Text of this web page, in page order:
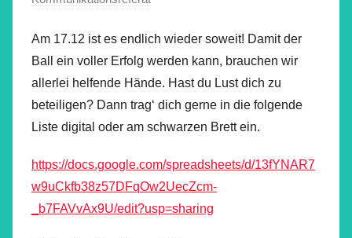
Am 17.12 ist es endlich wieder soweit! Damit der
Ball ein voller Erfolg werden kann, brauchen wir
allerlei helfende Hände. Hast du Lust dich zu
beteiligen? Dann trag‘ dich gerne in die folgende
Liste digital oder am schwarzen Brett ein.
https://docs.google.com/spreadsheets/d/13fYNAR7
w9uCkfb38z57DFqOw2UecZcm-
_b7FAVvAx9U/edit?usp=sharing